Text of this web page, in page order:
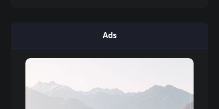
Ads